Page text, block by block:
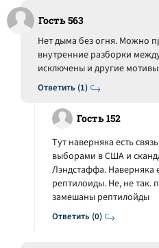
Гость 563
Ответить (1)
Нет дыма без огня. Можно
внутренние разборки
исключены и другие
Гость 152
Ответить (0)
Тут наверняка есть
выборами в США и
Лэндстаффа.
рептилоиды. Не, не так.
замешаны рептилойды